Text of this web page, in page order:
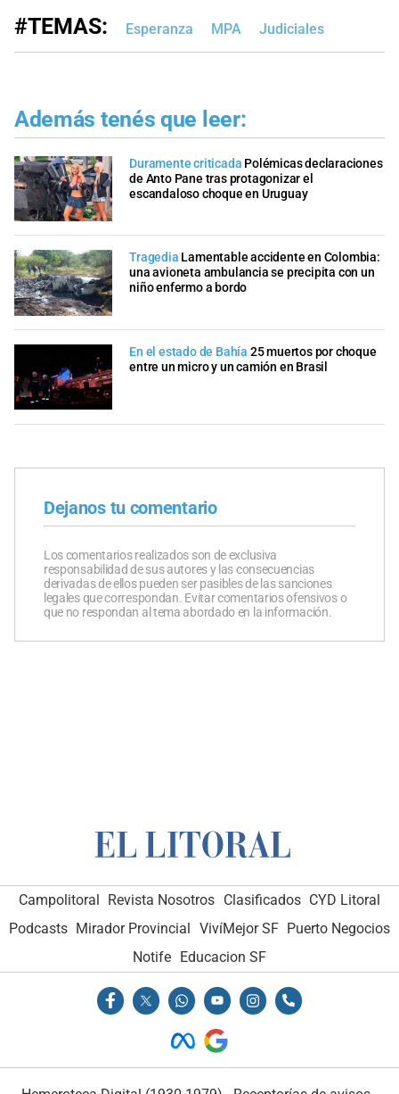
#TEMAS: Esperanza MPA Judiciales
Además tenés que leer:
Duramente criticada Polémicas declaraciones
de Anto Pane tras protagonizar el
escandaloso choque en Uruguay
Tragedia Lamentable accidente en Colombia:
una avioneta ambulancia se precipita con un
niño enfermo a bordo
En el estado de Bahía 25 muertos por choque
entre un micro y un camión en Brasil
Dejanos tu comentario
Los comentarios realizados son de exclusiva
responsabilidad de sus autores y las consecuencias
derivadas de ellos pueden ser pasibles de las sanciones
legales que correspondan. Evitar comentarios ofensivos o
que no respondan al tema abordado en la información.
Campolitoral Revista Nosotros Clasificados CYD Litoral
Podcasts Mirador Provincial VivíMejor SF Puerto Negocios
Notife Educacion SF